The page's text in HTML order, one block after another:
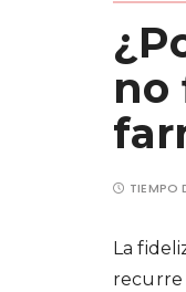
no
TIEMPO
La
recurre